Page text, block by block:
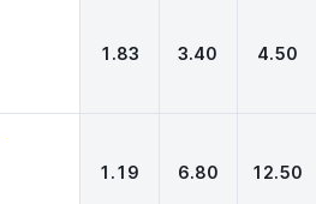
1.83 3.40 4.50
1.19 6.80 12.50